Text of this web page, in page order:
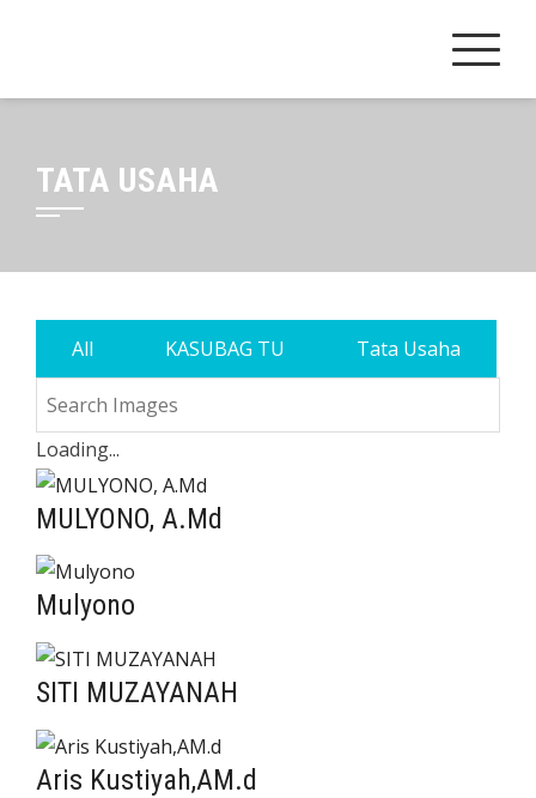
TATA USAHA
All KASUBAG TU Tata Usaha
Loading...
MULYONO, A.Md
Mulyono
SITI MUZAYANAH
Aris Kustiyah,AM.d